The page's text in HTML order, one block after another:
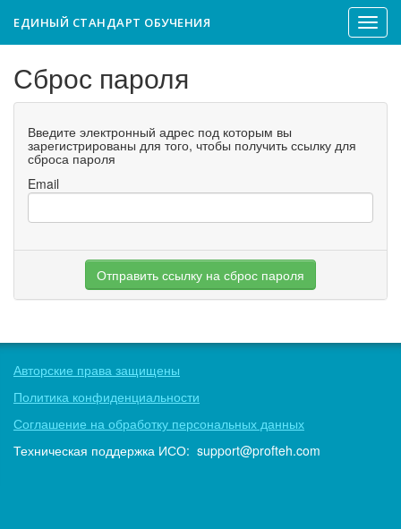
меню
ЕДИНЫЙ СТАНДАРТ ОБУЧЕНИЯ
Сброс пароля
Введите электронный адрес под которым вы
зарегистрированы для того, чтобы получить ссылку для
сброса пароля
Email
Отправить ссылку на сброс пароля
Авторские права защищены
Политика конфиденциальности
Соглашение на обработку персональных данных
Техническая поддержка ИСО: support@profteh.com